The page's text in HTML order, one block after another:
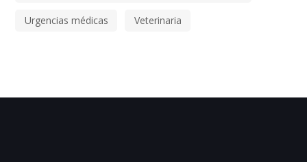
Urgencias médicas Veterinaria